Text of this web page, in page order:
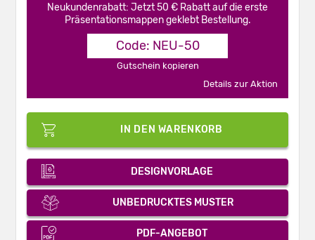
Neukundenrabatt: Jetzt 50 € Rabatt auf die erste
Präsentationsmappen geklebt Bestellung.
Code: NEU-50
Gutschein kopieren
Details zur Aktion
IN DEN WARENKORB
DESIGNVORLAGE
UNBEDRUCKTES MUSTER
PDF-ANGEBOT